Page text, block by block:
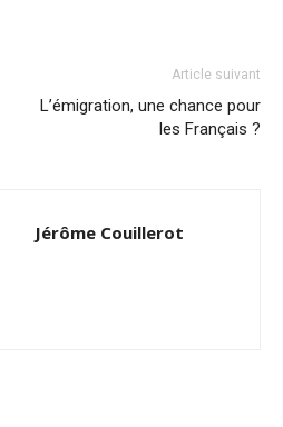
Article suivant
L’émigration, une chance pour
les Français ?
Jérôme Couillerot